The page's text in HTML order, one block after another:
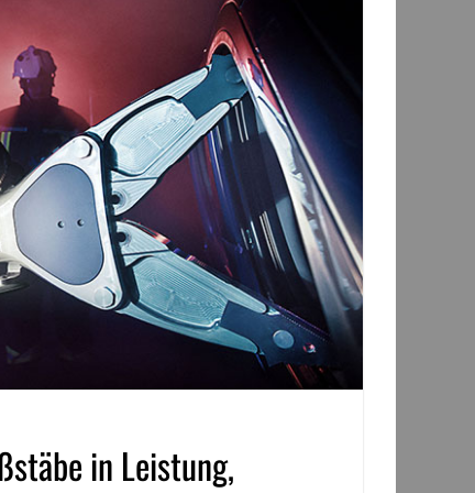
in Leistung,